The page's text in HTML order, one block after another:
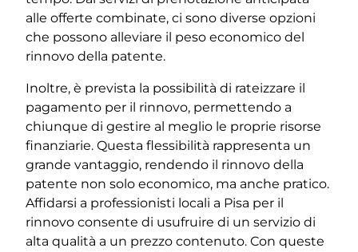
alle offerte combinate, ci sono diverse opzioni
che possono alleviare il peso economico del
rinnovo della patente.
Inoltre, è prevista la possibilità di rateizzare il
pagamento per il rinnovo, permettendo a
chiunque di gestire al meglio le proprie risorse
finanziarie. Questa flessibilità rappresenta un
grande vantaggio, rendendo il rinnovo della
patente non solo economico, ma anche pratico.
Affidarsi a professionisti locali a Pisa per il
rinnovo consente di usufruire di un servizio di
alta qualità a un prezzo contenuto. Con queste